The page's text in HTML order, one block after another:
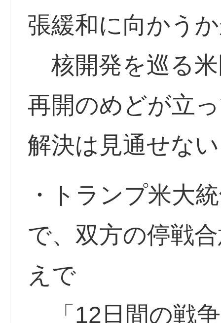
張緩和に向かう
核開発を巡る
再開のめどが立
解決は見通せな
・トランプ米大
で、双方の停戦
えで
「12日間の戦